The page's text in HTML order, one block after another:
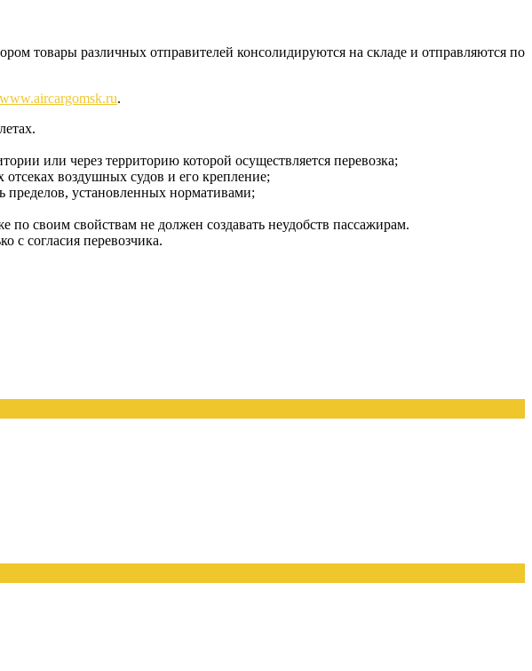
товары различных отправителей консолидируются на складе и отправляются по
www.aircargomsk.ru.
или через территорию которой осуществляется перевозка;
воздушных судов и его крепление;
пределов, установленных нормативами;
своим свойствам не должен создавать неудобств пассажирам.
с согласия перевозчика.